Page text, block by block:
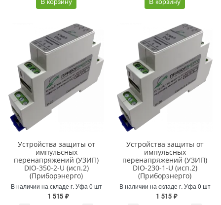
Устройства защиты от
импульсных
перенапряжений (УЗИП)
DIO-350-2-U (исп.2)
(Приборэнерго)
В наличии на складе г. Уфа 0 шт
1 515 ₽
Устройства защиты от
импульсных
перенапряжений (УЗИП)
DIO-230-1-U (исп.2)
(Приборэнерго)
В наличии на складе г. Уфа 0 шт
1 515 ₽